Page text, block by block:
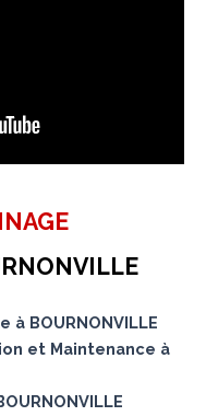
BOURNONVILLE
et Maintenance à